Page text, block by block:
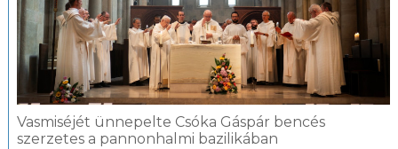
Vasmiséjét ünnepelte Csóka Gáspár bencés
szerzetes a pannonhalmi bazilikában